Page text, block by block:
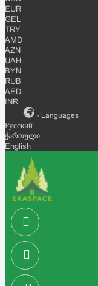
EUR
GEL
TRY
AMD
AZN
UAH
BYN
RUB
AED
INR
- Languages
Русский
ქართული
English